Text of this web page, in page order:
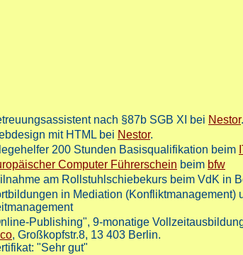
nach §87b SGB XI bei Nestor.
mit HTML bei Nestor.
200 Stunden Basisqualifikation beim
Computer Führerschein beim bfw
am Rollstuhlschiebekurs beim VdK in
in Mediation (Konfliktmanagement)
Publishing", 9-monatige
, Großkopfstr.8, 13 403 Berlin.
"Sehr gut"